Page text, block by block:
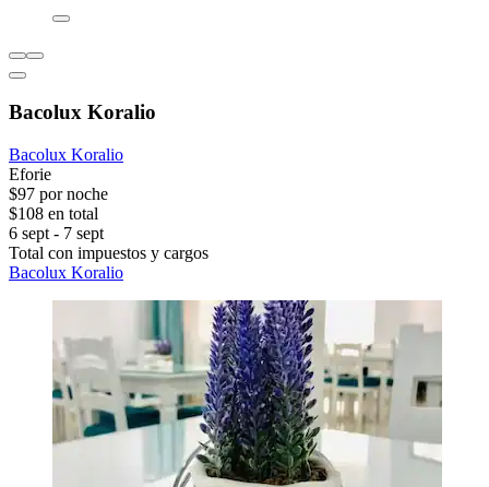
Bacolux Koralio
Bacolux Koralio
Eforie
$97 por noche
$108 en total
6 sept - 7 sept
Total con impuestos y cargos
Bacolux Koralio